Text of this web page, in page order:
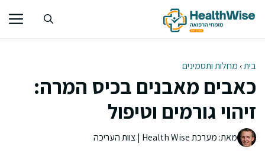
לתוכן
בית› מחלות ותסמינים
כאבים מאבנים בכיס המרה:
זיהוי גורמים וטיפול
מאת: מערכת Health Wise | צוות העריכה